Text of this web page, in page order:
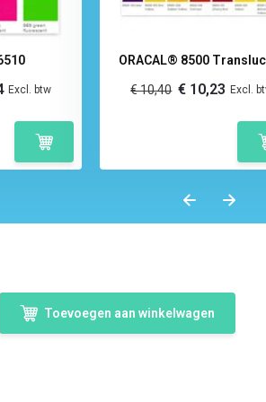
Excl. btw
ORACAL® 8500
€ 10,40 € 10,23 Excl.
Toevoegen aan winkelwagen